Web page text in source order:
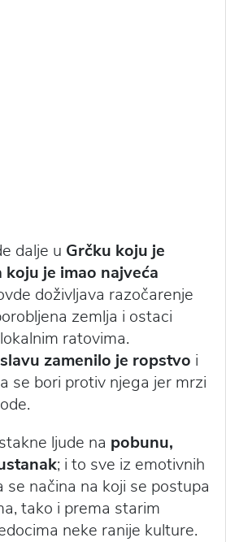
dalje u Grčku koju je
koju je imao najveća
doživljava razočarenje
zemlja i ostaci
ratovima.
zamenilo je ropstvo i
se bori protiv njega jer mrzi
ljude na pobunu,
; i to sve iz emotivnih
se načina na koji se postupa
tako i prema starim
neke ranije kulture.